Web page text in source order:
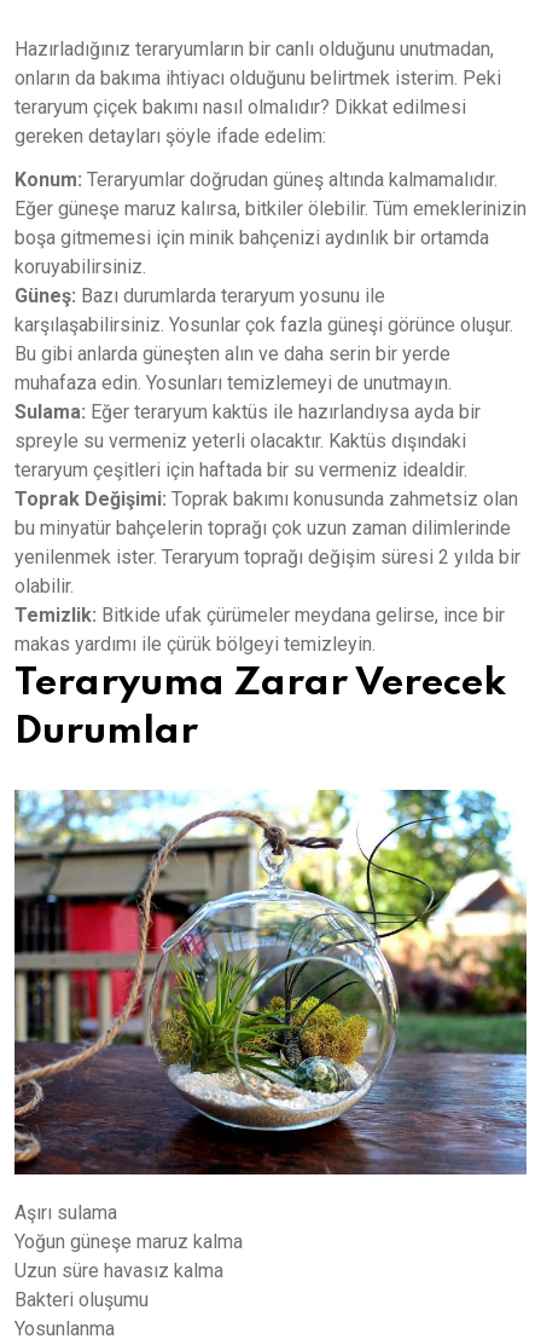
Hazırladığınız teraryumların bir canlı olduğunu unutmadan,
onların da bakıma ihtiyacı olduğunu belirtmek isterim. Peki
teraryum çiçek bakımı nasıl olmalıdır? Dikkat edilmesi
gereken detayları şöyle ifade edelim:
Konum: Teraryumlar doğrudan güneş altında kalmamalıdır.
Eğer güneşe maruz kalırsa, bitkiler ölebilir. Tüm emeklerinizin
boşa gitmemesi için minik bahçenizi aydınlık bir ortamda
koruyabilirsiniz.
Güneş: Bazı durumlarda teraryum yosunu ile
karşılaşabilirsiniz. Yosunlar çok fazla güneşi görünce oluşur.
Bu gibi anlarda güneşten alın ve daha serin bir yerde
muhafaza edin. Yosunları temizlemeyi de unutmayın.
Sulama: Eğer teraryum kaktüs ile hazırlandıysa ayda bir
spreyle su vermeniz yeterli olacaktır. Kaktüs dışındaki
teraryum çeşitleri için haftada bir su vermeniz idealdir.
Toprak Değişimi: Toprak bakımı konusunda zahmetsiz olan
bu minyatür bahçelerin toprağı çok uzun zaman dilimlerinde
yenilenmek ister. Teraryum toprağı değişim süresi 2 yılda bir
olabilir.
Temizlik: Bitkide ufak çürümeler meydana gelirse, ince bir
makas yardımı ile çürük bölgeyi temizleyin.
Teraryuma Zarar Verecek
Durumlar
Aşırı sulama
Yoğun güneşe maruz kalma
Uzun süre havasız kalma
Bakteri oluşumu
Yosunlanma